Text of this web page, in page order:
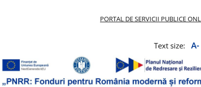
PORTAL DE SERVICII PUBLICE
Text size: A-